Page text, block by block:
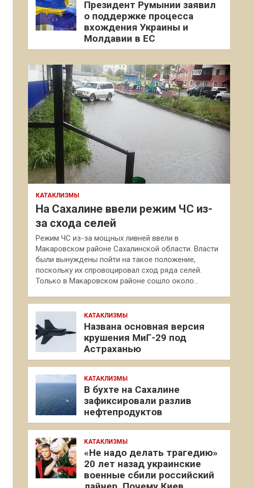
Президент Румынии заявил
о поддержке процесса
вхождения Украины и
Молдавии в ЕС
КАТАКЛИЗМЫ
На Сахалине ввели режим ЧС из-
за схода селей
Режим ЧС из-за мощных ливней ввели в
Макаровском районе Сахалинской области. Власти
были вынуждены пойти на такое положение,
поскольку их спровоцировал сход ряда селей.
Только в Макаровском районе сошло около…
КАТАКЛИЗМЫ
Названа основная версия
крушения МиГ-29 под
Астраханью
КАТАКЛИЗМЫ
В бухте на Сахалине
зафиксировали разлив
нефтепродуктов
КАТАКЛИЗМЫ
«Не надо делать трагедию»
20 лет назад украинские
военные сбили российский